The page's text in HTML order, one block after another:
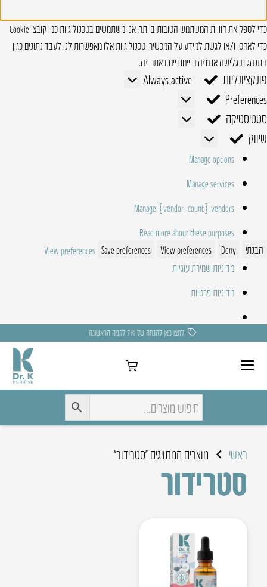
כדי לספק את חוויות המשתמש הטובות ביותר, אנו משתמשים בטכנולוגיות כמו קובצי Cookie
כדי לאחסן ו/או לגשת למידע על המכשיר. טכנולוגיות אלו מאפשרות לנו לעבד נתונים כגון
התנהגות גלישה או מזהים ייחודיים באתר זה.
פונקציונליות פונקציונליות
Always active
Preferences
Preferences
סטטיסטיקה
סטטיסטיקה
שיווק
שיווק
Manage options
Manage services
Manage {vendor_count} vendors
Read more about these purposes
הבנתי
Deny
View preferences
Save preferences
View preferences
מדיניות שמירת עוגיות
מדיניות פרטיות
משלוח חינם בקניה מעל 275 ₪
ראשי מוצרים המתויגים “סטרידור”
סטרידור